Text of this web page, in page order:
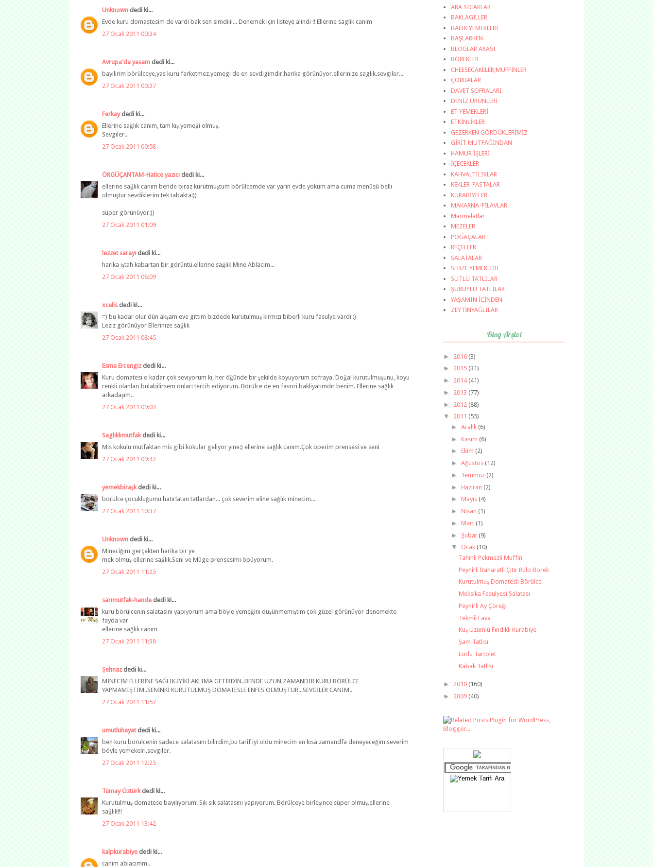
Unknown dedi ki...
Evde kuru domastesim de vardi bak sen simdiiii... Denemek için listeye alindi !! Ellerine saglik canim
27 Ocak 2011 00:34
Avrupa'da yasam dedi ki...
bayilirim börülceye,yas kuru farketmez.yemegi de en sevdigimdir.harika görünüyor.ellerinize saglik.sevgiler...
27 Ocak 2011 00:37
Ferkaydedi ki...
Ellerine sağlık canım, tam kış yemeği olmuş.
Sevgiler..
27 Ocak 2011 00:58
ÖRGÜÇANTAM-Hatice yazıcı dedi ki...
ellerine sağlık canım bende biraz kurutmuştum börülcemde var yarın evde yokum ama cuma menüsü belli
olmuştur sevdiklerim tek tabakta:))
süper görünüyor:))
27 Ocak 2011 01:09
lezzet sarayı dedi ki...
harika iştah kabartan bir görüntü.ellerine sağlık Mine Ablacım...
27 Ocak 2011 06:09
xcelis dedi ki...
=) bu kadar olur dün akşam eve gittim bizdede kurutulmuş kırmızı biberli kuru fasulye vardı :)
Leziz görünüyor Ellerinize sağlık
27 Ocak 2011 08:45
Esma Ercengiz dedi ki...
Kuru domatesi o kadar çok seviyorum ki, her öğünde bir şekilde koyuyorum sofraya. Doğal kurutulmuşunu, koyu
renkli olanları bulabilirsem onları tercih ediyorum. Börülce de en favori bakliyatımdır benim. Ellerine sağlık
arkadaşım..
27 Ocak 2011 09:03
Saglıklımutfakdedi ki...
Mis kokulu mutfaktan mis gibi kokular geliyor yine:) ellerine sağlık canım.Çok öperim prensesi ve seni
27 Ocak 2011 09:42
yemekbiraşkdedi ki...
börülce çocukluğumu hatırlatan tatlardan... çok severim eline sağlık minecim...
27 Ocak 2011 10:37
Unknown dedi ki...
Mineciğim gerçekten harika bir ye
mek olmuş ellerine sağlık.Seni ve Müge prensesimi öpüyorum.
27 Ocak 2011 11:25
sarımutfak-hande dedi ki...
kuru börülcenin salatasını yapıyorum ama böyle yemeğini düşünmemiştim çok güzel görünüyor denemekte
fayda var
ellerine sağlık canım
27 Ocak 2011 11:38
Şehnaz dedi ki...
MİNECİM ELLERİNE SAĞLIK.İYİKİ AKLIMA GETİRDİN..BENDE UZUN ZAMANDIR KURU BÖRÜLCE
YAPMAMIŞTIM..SENİNKİ KURUTULMUŞ DOMATESLE ENFES OLMUŞTUR...SEVGİLER CANIM..
27 Ocak 2011 11:57
umutluhayatdedi ki...
ben kuru börülcenin sadece salatasını bilirdim,bu tarif iyi oldu minecim en kısa zamandfa deneyeceğim.severim
böyle yemekelri.sevgiler.
27 Ocak 2011 12:25
Tümay Öztürkdedi ki...
Kurutulmuş domatese bayılıyorum! Sık sık salatasını yapıyorum. Börülceye birleşince süper olmuş.ellerine
sağlık!!!
27 Ocak 2011 13:42
kalpkurabiye dedi ki...
canım ablacımm..
ARA SICAKLAR
BAKLAGİLLER
BALIK YEMEKLERİ
BAŞLARKEN
BLOGLAR ARASI
BÖREKLER
CHEESECAKELER;MUFFİNLER
ÇORBALAR
DAVET SOFRALARI
DENİZ ÜRÜNLERİ
ET YEMEKLERİ
ETKİNLİKLER
GEZERKEN GÖRDÜKLERİMİZ
GİRİT MUTFAĞINDAN
HAMUR İŞLERİ
İÇECEKLER
KAHVALTILIKLAR
KEKLER-PASTALAR
KURABİYELER
MAKARNA-PİLAVLAR
Marmelatlar
MEZELER
POĞAÇALAR
REÇELLER
SALATALAR
SEBZE YEMEKLERİ
SÜTLÜ TATLILAR
ŞURUPLU TATLILAR
YAŞAMIN İÇİNDEN
ZEYTİNYAĞLILAR
Blog Arşivi
► 2016 (3)
► 2015 (31)
► 2014(41)
► 2013 (77)
► 2012 (88)
▼ 2011 (55)
► Aralık (6)
► Kasım (6)
► Ekim (2)
► Ağustos (12)
► Temmuz (2)
► Haziran (2)
► Mayıs (4)
► Nisan (1)
► Mart (1)
► Şubat (9)
▼ Ocak (10)
Tahinli Pekmezli Muffin
Peynirli Baharatlı Çıtır Rulo Börek
Kurutulmuş Domatesli Börülce
Meksika Fasulyesi Salatası
Peynirli Ay Çöreği
Tekmil Fava
Kuş Üzümlü Fındıklı Kurabiye
Şam Tatlısı
Lorlu Tartolet
Kabak Tatlısı
► 2010 (160)
► 2009 (40)